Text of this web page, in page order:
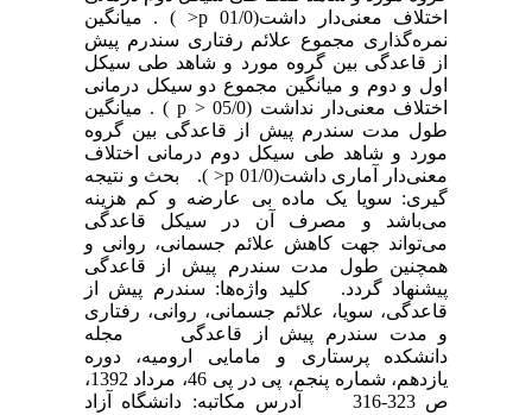
اختلاف معنی‌دار داشت(01/0 p< ) . میانگین
نمره‌گذاری مجموع علائم رفتاری سندرم پیش
از قاعدگی بین گروه مورد و شاهد طی سیکل
اول و دوم و میانگین مجموع دو سیکل درمانی
اختلاف معنی‌دار نداشت (05/0 < p ) . میانگین
طول مدت سندرم پیش از قاعدگی بین گروه
مورد و شاهد طی سیکل دوم درمانی اختلاف
معنی‌دار آماری داشت(01/0 p< ). بحث و نتیجه
گیری: سویا یک ماده بی عارضه و کم هزینه
می‌باشد و مصرف آن در سیکل قاعدگی
می‌تواند جهت کاهش علائم جسمانی، روانی و
همچنین طول مدت سندرم پیش از قاعدگی
پیشنهاد گردد. کلید واژه‌ها: سندرم پیش از
قاعدگی، سویا، علائم جسمانی، روانی، رفتاری
و مدت سندرم پیش از قاعدگی مجله
دانشکده پرستاری و مامایی ارومیه، دوره
یازدهم، شماره پنجم، پی در پی 46، مرداد 1392،
ص 323-316 آدرس مکاتبه: دانشگاه آزاد